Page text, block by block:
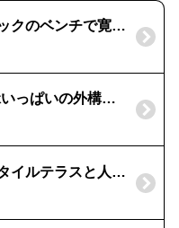
上牧町：化粧ブロックのベンチで寛げるお庭
北葛城郡広陵町:緑いっぱいの外構｜植栽デザイン
北葛城郡広陵町：タイルテラスと人工芝で憩いの庭に